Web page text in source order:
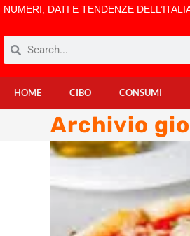
NUMERI, DATI E TENDENZE
HOME CIBO CONSUMI
Archivio